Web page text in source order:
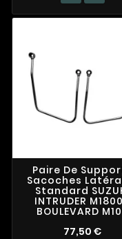
Paire De
Sacoches
Standard
INTRUDER
BOULEVARD
77,50 €